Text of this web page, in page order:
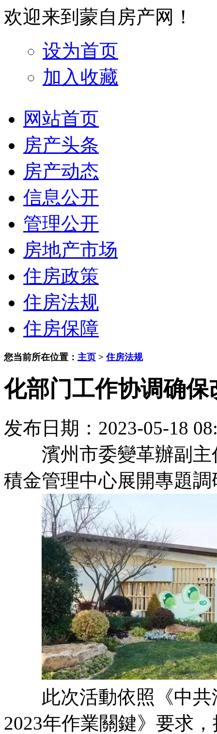
欢迎来到蒙自房产网！
设为首页
加入收藏
网站首页
房产头条
房产动态
信息公开
管理公开
房地产市场
住房政策
住房法规
住房保障
您当前所在位置： 主页 > 住房法规
化部门工作协调确保
发布日期：2023-05-18
濱州市委變革辦副主
積金管理中心展開專題調
此次活動依照《中共
2023年作業關鍵》要求